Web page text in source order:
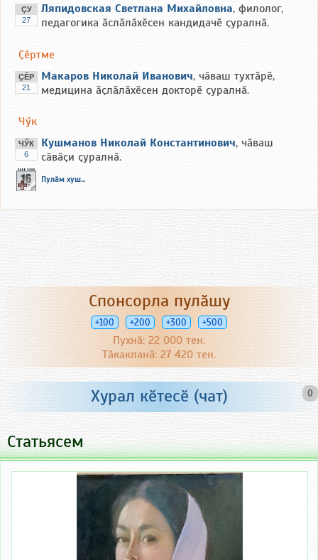
ҪУ
27
Ляпидовская Светлана Михайловна, филолог,
педагогика ӑслӑлӑхӗсен кандидачӗ ҫуралнӑ.
Ҫӗртме
ҪӖР
21
Макаров Николай Иванович, чӑваш тухтӑрӗ,
медицина ӑҫлӑлӑхӗсен докторӗ ҫуралнӑ.
Чӳк
ЧӲК
6
Кушманов Николай Константинович, чӑваш
сӑвӑҫи ҫуралнӑ.
Пулӑм хуш...
Спонсорла пулӑшу
+100 +200 +300 +500
Пухнӑ: 22 000 тен.
Тӑкакланӑ: 27 420 тен.
0
Хурал кӗтесӗ (чат)
Статьясем